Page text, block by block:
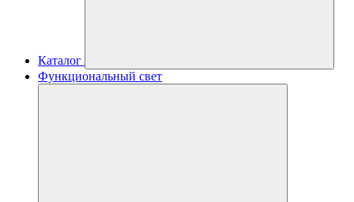
Каталог
Функциональный свет